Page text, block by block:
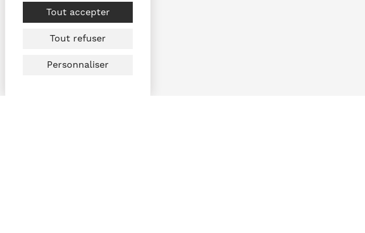
Tout accepter
Tout refuser
Personnaliser